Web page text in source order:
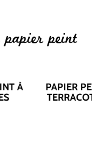
papier peint
À
PAPIER